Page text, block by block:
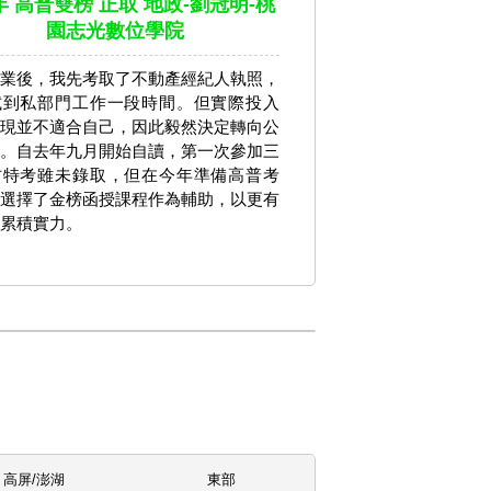
高普雙榜 正取 地政-劉冠明-桃
園志光數位學院
後，我先考取了不動產經紀人執照，
私部門工作一段時間。但實際投入
並不適合自己，因此毅然決定轉向公
自去年九月開始自讀，第一次參加三
考雖未錄取，但在今年準備高普考
擇了金榜函授課程作為輔助，以更有
積實力。
高屏/澎湖 東部